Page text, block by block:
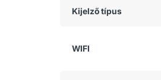
Kijelző típus
WIFI